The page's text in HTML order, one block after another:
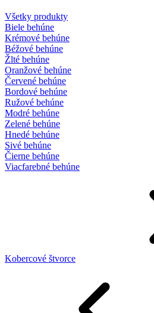
Všetky produkty
Biele behúne
Krémové behúne
Béžové behúne
Žlté behúne
Oranžové behúne
Červené behúne
Bordové behúne
Ružové behúne
Modré behúne
Zelené behúne
Hnedé behúne
Sivé behúne
Čierne behúne
Viacfarebné behúne
Kobercové štvorce